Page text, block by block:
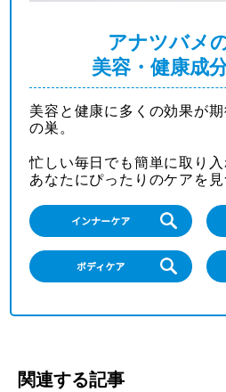
アナツバメ
美容・健康成
美容と健康に多くの効果が
の巣。
忙しい毎日でも簡単に取り入
あなたにぴったりのケアを見
関連する記事